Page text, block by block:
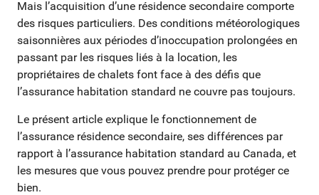
Mais l’acquisition d’une résidence secondaire comporte
des risques particuliers. Des conditions météorologiques
saisonnières aux périodes d’inoccupation prolongées en
passant par les risques liés à la location, les
propriétaires de chalets font face à des défis que
l’assurance habitation standard ne couvre pas toujours.
Le présent article explique le fonctionnement de
l’assurance résidence secondaire, ses différences par
rapport à l’assurance habitation standard au Canada, et
les mesures que vous pouvez prendre pour protéger ce
bien.